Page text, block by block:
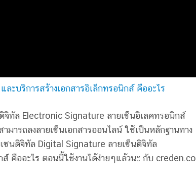
ะบริการสร้างเอกสารอิเล็กทรอนิกส์ คืออะไร
จิทัล Electronic Signature ลายเซ็นอิเลคทรอนิกส์
มารถลงลายเซ็นเอกสารออนไลน์ ใช้เป็นหลักฐานทาง
ซนดิจิทัล Digital Signature ลายเซ็นดิจิทัล
คืออะไร ตอนนี้ใช้งานได้ง่ายๆแล้วนะ กับ creden.co